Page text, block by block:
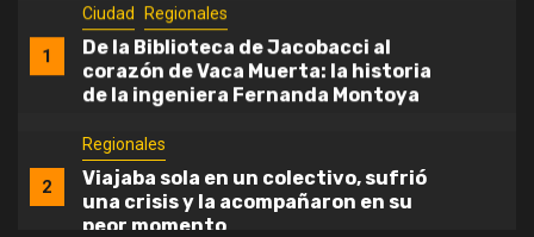
1
Ciudad Regionales
De la Biblioteca de Jacobacci al
corazón de Vaca Muerta: la historia
de la ingeniera Fernanda Montoya
2
Regionales
Viajaba sola en un colectivo, sufrió
una crisis y la acompañaron en su
peor momento